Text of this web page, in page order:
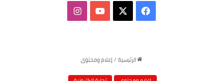
فيسبوك ‫YouTubeانستقرام